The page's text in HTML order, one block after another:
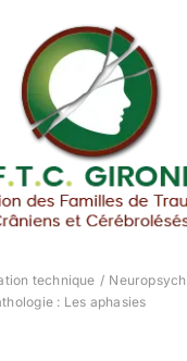
technique
: Les aphasies